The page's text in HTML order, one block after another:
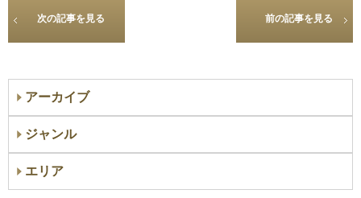
次の記事を見る 前の記事を見る
アーカイブ
ジャンル
エリア